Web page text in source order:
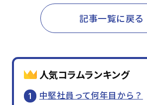
記事一覧に戻る
人気コラムランキング
中堅社員って何年目から？